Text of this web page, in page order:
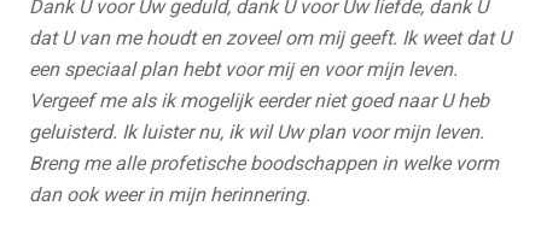
Dank U voor Uw geduld, dank U voor Uw liefde, dank U
dat U van me houdt en zoveel om mij geeft. Ik weet dat U
een speciaal plan hebt voor mij en voor mijn leven.
Vergeef me als ik mogelijk eerder niet goed naar U heb
geluisterd. Ik luister nu, ik wil Uw plan voor mijn leven.
Breng me alle profetische boodschappen in welke vorm
dan ook weer in mijn herinnering.